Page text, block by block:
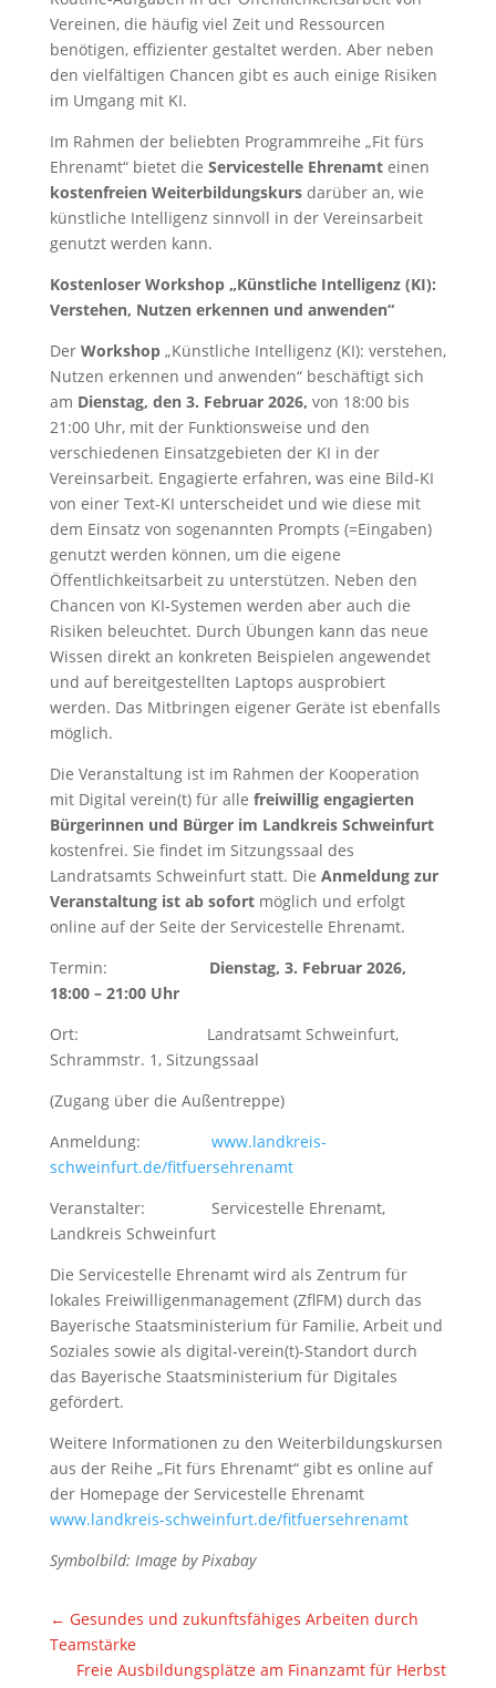
Vereinen, die häufig viel Zeit und Ressourcen
benötigen, effizienter gestaltet werden. Aber neben
den vielfältigen Chancen gibt es auch einige Risiken
im Umgang mit KI.
Im Rahmen der beliebten Programmreihe „Fit fürs
Ehrenamt“ bietet die Servicestelle Ehrenamteinen
kostenfreien Weiterbildungskursdarüber an, wie
künstliche Intelligenz sinnvoll in der Vereinsarbeit
genutzt werden kann.
Kostenloser Workshop „Künstliche Intelligenz (KI):
Verstehen, Nutzen erkennen und anwenden“
Der Workshop„Künstliche Intelligenz (KI): verstehen,
Nutzen erkennen und anwenden“ beschäftigt sich
am Dienstag, den 3. Februar 2026, von 18:00 bis
21:00 Uhr, mit der Funktionsweise und den
verschiedenen Einsatzgebieten der KI in der
Vereinsarbeit. Engagierte erfahren, was eine Bild-KI
von einer Text-KI unterscheidet und wie diese mit
dem Einsatz von sogenannten Prompts (=Eingaben)
genutzt werden können, um die eigene
Öffentlichkeitsarbeit zu unterstützen. Neben den
Chancen von KI-Systemen werden aber auch die
Risiken beleuchtet. Durch Übungen kann das neue
Wissen direkt an konkreten Beispielen angewendet
und auf bereitgestellten Laptops ausprobiert
werden. Das Mitbringen eigener Geräte ist ebenfalls
möglich.
Die Veranstaltung ist im Rahmen der Kooperation
mit Digital verein(t) für alle freiwillig engagierten
Bürgerinnen und Bürger im Landkreis Schweinfurt
kostenfrei. Sie findet im Sitzungssaal des
Landratsamts Schweinfurt statt. Die Anmeldung zur
Veranstaltung ist ab sofortmöglich und erfolgt
online auf der Seite der Servicestelle Ehrenamt.
Termin: Dienstag, 3. Februar 2026,
18:00 – 21:00 Uhr
Ort: Landratsamt Schweinfurt,
Schrammstr. 1, Sitzungssaal
(Zugang über die Außentreppe)
Anmeldung: www.landkreis-
schweinfurt.de/fitfuersehrenamt
Veranstalter: Servicestelle Ehrenamt,
Landkreis Schweinfurt
Die Servicestelle Ehrenamt wird als Zentrum für
lokales Freiwilligenmanagement (ZflFM) durch das
Bayerische Staatsministerium für Familie, Arbeit und
Soziales sowie als digital-verein(t)-Standort durch
das Bayerische Staatsministerium für Digitales
gefördert.
Weitere Informationen zu den Weiterbildungskursen
aus der Reihe „Fit fürs Ehrenamt“ gibt es online auf
der Homepage der Servicestelle Ehrenamt
www.landkreis-schweinfurt.de/fitfuersehrenamt
Symbolbild: Image by Pixabay
← Gesundes und zukunftsfähiges Arbeiten durch
Teamstärke
Freie Ausbildungsplätze am Finanzamt für Herbst